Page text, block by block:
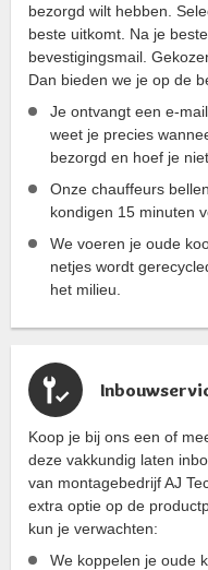
bezorgd wilt hebben.
beste uitkomt. Na je
bevestigingsmail.
Dan bieden we je op de
Je ontvangt een e-
weet je precies
bezorgd en hoef je
Onze chauffeurs
kondigen 15 minuten
We voeren je oude
netjes wordt
het milieu.
Koop je bij ons een of
deze vakkundig laten
van montagebedrijf AJ
extra optie op de
kun je verwachten:
We koppelen je oude